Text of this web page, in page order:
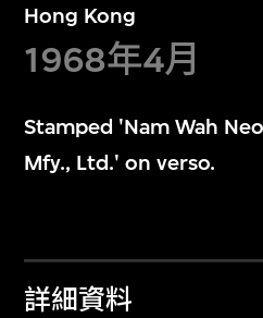
Hong Kong
1968年4月
Stamped 'Nam Wah
Mfy., Ltd.' on verso.
詳細資料